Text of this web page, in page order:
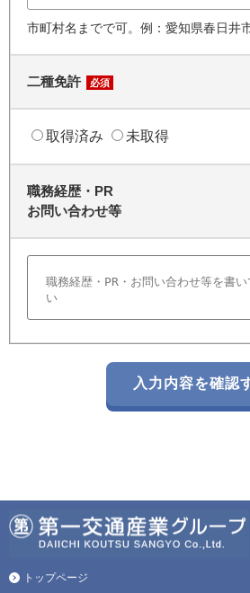
市町村名までで可。例：愛知県春日井
二種免許 必須
取得済み 未取得
職務経歴・PR
お問い合わせ等
トップページ